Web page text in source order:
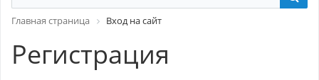
Главная страница Вход на сайт
Регистрация